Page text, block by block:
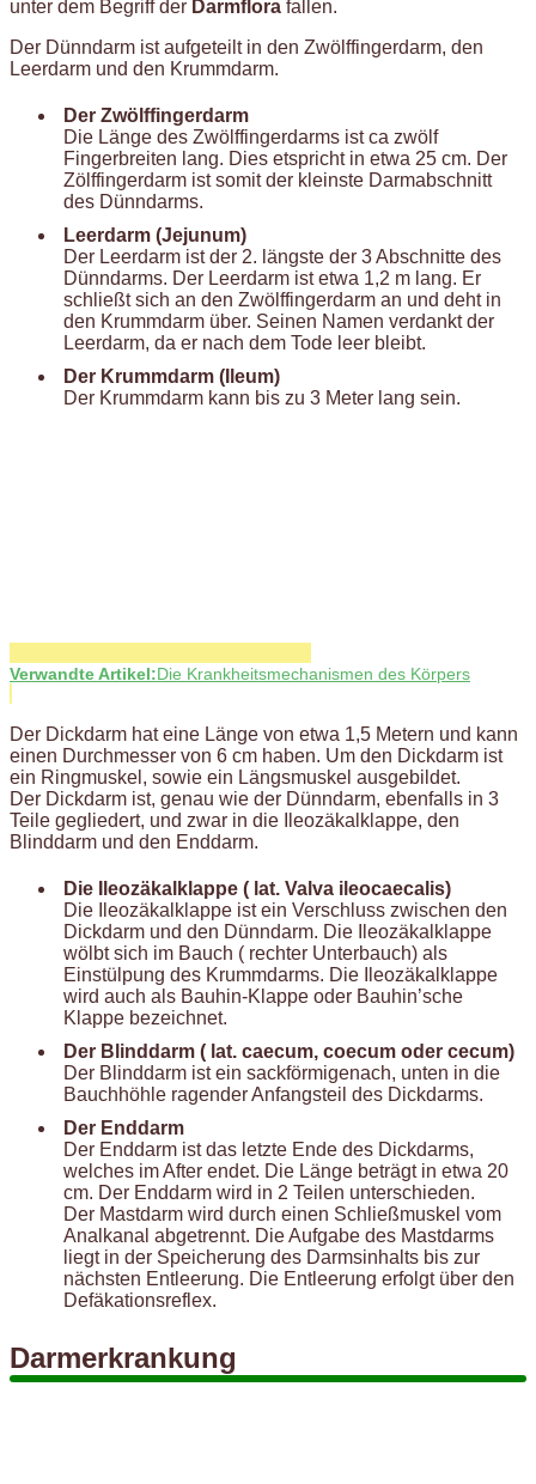
unter dem Begriff der Darmflora fallen.
Der Dünndarm ist aufgeteilt in den Zwölffingerdarm, den
Leerdarm und den Krummdarm.
Der Zwölffingerdarm
Die Länge des Zwölffingerdarms ist ca zwölf
Fingerbreiten lang. Dies etspricht in etwa 25 cm. Der
Zölffingerdarm ist somit der kleinste Darmabschnitt
des Dünndarms.
Leerdarm (Jejunum)
Der Leerdarm ist der 2. längste der 3 Abschnitte des
Dünndarms. Der Leerdarm ist etwa 1,2 m lang. Er
schließt sich an den Zwölffingerdarm an und deht in
den Krummdarm über. Seinen Namen verdankt der
Leerdarm, da er nach dem Tode leer bleibt.
Der Krummdarm (Ileum)
Der Krummdarm kann bis zu 3 Meter lang sein.
Verwandte Artikel:Die Krankheitsmechanismen des Körpers
Der Dickdarm hat eine Länge von etwa 1,5 Metern und kann
einen Durchmesser von 6 cm haben. Um den Dickdarm ist
ein Ringmuskel, sowie ein Längsmuskel ausgebildet.
Der Dickdarm ist, genau wie der Dünndarm, ebenfalls in 3
Teile gegliedert, und zwar in die Ileozäkalklappe, den
Blinddarm und den Enddarm.
Die Ileozäkalklappe ( lat. Valva ileocaecalis)
Die Ileozäkalklappe ist ein Verschluss zwischen den
Dickdarm und den Dünndarm. Die Ileozäkalklappe
wölbt sich im Bauch ( rechter Unterbauch) als
Einstülpung des Krummdarms. Die Ileozäkalklappe
wird auch als Bauhin-Klappe oder Bauhin’sche
Klappe bezeichnet.
Der Blinddarm ( lat. caecum, coecum oder cecum)
Der Blinddarm ist ein sackförmigenach, unten in die
Bauchhöhle ragender Anfangsteil des Dickdarms.
Der Enddarm
Der Enddarm ist das letzte Ende des Dickdarms,
welches im After endet. Die Länge beträgt in etwa 20
cm. Der Enddarm wird in 2 Teilen unterschieden.
Der Mastdarm wird durch einen Schließmuskel vom
Analkanal abgetrennt. Die Aufgabe des Mastdarms
liegt in der Speicherung des Darmsinhalts bis zur
nächsten Entleerung. Die Entleerung erfolgt über den
Defäkationsreflex.
Darmerkrankung